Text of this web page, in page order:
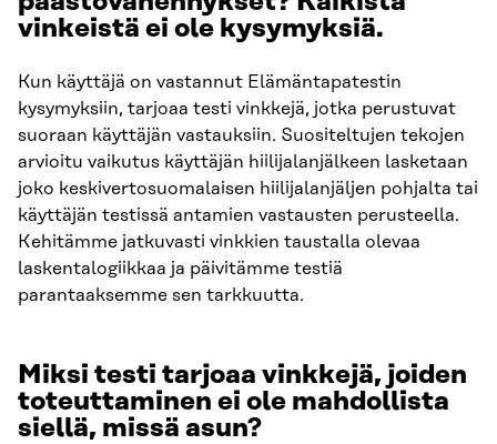
vinkeistä ei ole kysymyksiä.
Kun käyttäjä on vastannut Elämäntapatestin
kysymyksiin, tarjoaa testi vinkkejä, jotka perustuvat
suoraan käyttäjän vastauksiin. Suositeltujen tekojen
arvioitu vaikutus käyttäjän hiilijalanjälkeen lasketaan
joko keskivertosuomalaisen hiilijalanjäljen pohjalta tai
käyttäjän testissä antamien vastausten perusteella.
Kehitämme jatkuvasti vinkkien taustalla olevaa
laskentalogiikkaa ja päivitämme testiä
parantaaksemme sen tarkkuutta.
Miksi testi tarjoaa vinkkejä, joiden
toteuttaminen ei ole mahdollista
siellä, missä asun?